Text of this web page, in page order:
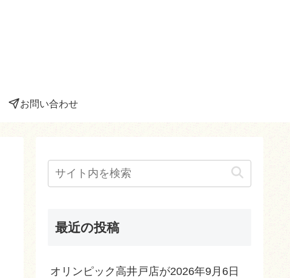
お問い合わせ
最近の投稿
オリンピック高井戸店が2026年9月6日